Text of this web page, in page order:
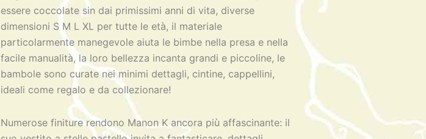
essere coccolate sin dai primissimi anni di vita, diverse
dimensioni S M L XL per tutte le età, il materiale
particolarmente manegevole aiuta le bimbe nella presa e nella
facile manualità, la loro bellezza incanta grandi e piccoline, le
bambole sono curate nei minimi dettagli, cintine, cappellini,
ideali come regalo e da collezionare!
Numerose finiture rendono Manon K ancora più affascinante: il